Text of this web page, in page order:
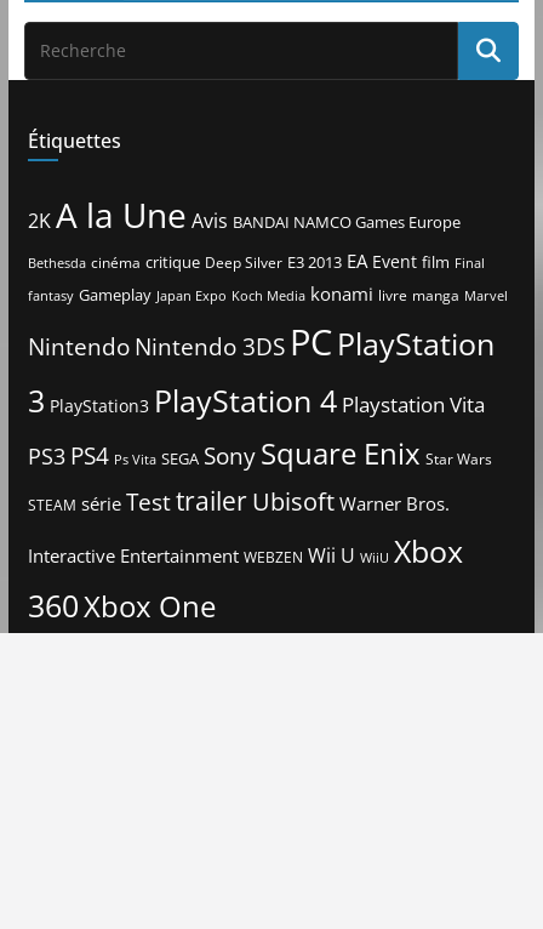
Étiquettes
2KA la Une Avis BANDAI NAMCO Games Europe
Bethesda cinéma critique Deep Silver E3 2013 EA Event film Final
fantasy Gameplay Japan Expo Koch Media konami livre manga Marvel
Nintendo Nintendo 3DS PCPlayStation
3 PlayStation3 PlayStation 4 Playstation Vita
PS3 PS4 Ps Vita SEGA Sony Square Enix Star Wars
STEAM série TesttrailerUbisoftWarner Bros.
Interactive Entertainment WEBZEN Wii U WiiU Xbox
360Xbox One